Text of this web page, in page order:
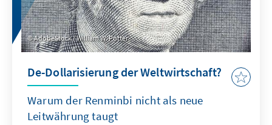
AdobeStock / William W. Potter
De-Dollarisierung der Weltwirtschaft?
Warum der Renminbi nicht als neue
Leitwährung taugt